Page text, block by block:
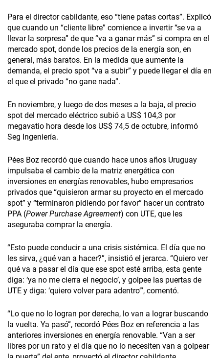
Para el director cabildante, eso “tiene patas cortas”. Explicó
que cuando un “cliente libre” comience a invertir “se va a
llevar la sorpresa” de que “va a ganar más” si compra en el
mercado spot, donde los precios de la energía son, en
general, más baratos. En la medida que aumente la
demanda, el precio spot “va a subir” y puede llegar el día en
el que el privado “no gane nada”.
En noviembre, y luego de dos meses a la baja, el precio
spot del mercado eléctrico subió a US$ 104,3 por
megavatio hora desde los US$ 74,5 de octubre, informó
Seg Ingeniería.
Pées Boz recordó que cuando hace unos años Uruguay
impulsaba el cambio de la matriz energética con
inversiones en energías renovables, hubo empresarios
privados que “quisieron armar su proyecto en el mercado
spot” y “terminaron pidiendo por favor” hacer un contrato
PPA (Power Purchase Agreement) con UTE, que les
aseguraba comprar la energía.
“Esto puede conducir a una crisis sistémica. El día que no
les sirva, ¿qué van a hacer?”, insistió el jerarca. “Quiero ver
qué va a pasar el día que ese spot esté arriba, esta gente
diga: ‘ya no me cierra el negocio’, y golpee las puertas de
UTE y diga: ‘quiero volver para adentro’”, comentó.
“Lo que no lo logran por derecha, lo van a lograr buscando
la vuelta. Ya pasó”, recordó Pées Boz en referencia a las
anteriores inversiones en energía renovable. “Van a ser
libres por un rato y el día que no lo necesiten van a golpear